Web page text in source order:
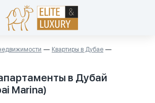
Квартиры в Дубае
в Дубай
Marina)